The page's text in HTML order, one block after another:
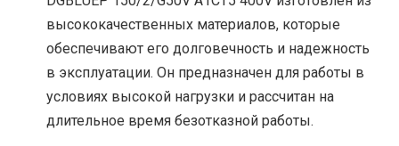
высококачественных материалов, которые
обеспечивают его долговечность и надежность
в эксплуатации. Он предназначен для работы в
условиях высокой нагрузки и рассчитан на
длительное время безотказной работы.